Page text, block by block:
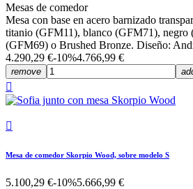
Mesas de comedor
Mesa con base en acero barnizado
titanio (GFM11), blanco (GFM71), negro
(GFM69) o Brushed Bronze. Diseño:
4.290,29 €-10%4.766,99 €
remove


Mesa de comedor Skorpio Wood, sobre modelo S
5.100,29 €-10%5.666,99 €